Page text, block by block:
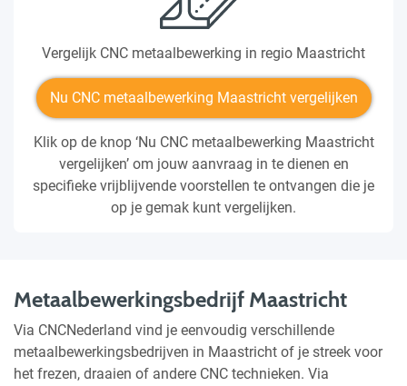
Vergelijk CNC metaalbewerking in regio Maastricht
Nu CNC metaalbewerking Maastricht vergelijken
Klik op de knop ‘Nu CNC metaalbewerking Maastricht
vergelijken’ om jouw aanvraag in te dienen en
specifieke vrijblijvende voorstellen te ontvangen die je
op je gemak kunt vergelijken.
Metaalbewerkingsbedrijf Maastricht
Via CNCNederland vind je eenvoudig verschillende
metaalbewerkingsbedrijven in Maastricht of je streek voor
het frezen, draaien of andere CNC technieken. Via